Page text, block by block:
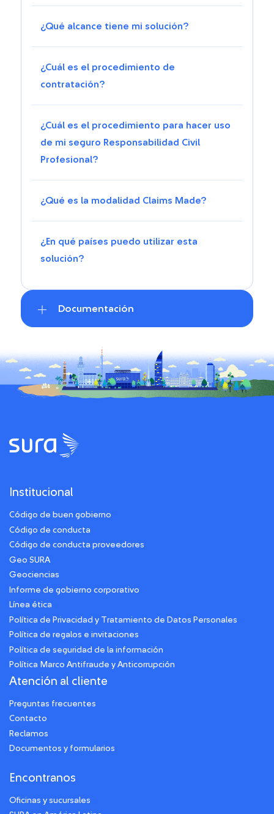
¿Qué alcance tiene mi solución?
¿Cuál es el procedimiento de
contratación?
¿Cuál es el procedimiento para hacer uso
de mi seguro Responsabilidad Civil
Profesional?
¿Qué es la modalidad Claims Made?
¿En qué países puedo utilizar esta
solución?
Documentación
Institucional
Código de buen gobierno
Código de conducta
Código de conducta proveedores
Geo SURA
Geociencias
Informe de gobierno corporativo
Línea ética
Política de Privacidad y Tratamiento de Datos Personales
Política de regalos e invitaciones
Política de seguridad de la información
Política Marco Antifraude y Anticorrupción
Atención al cliente
Preguntas frecuentes
Contacto
Reclamos
Documentos y formularios
Encontranos
Oficinas y sucursales